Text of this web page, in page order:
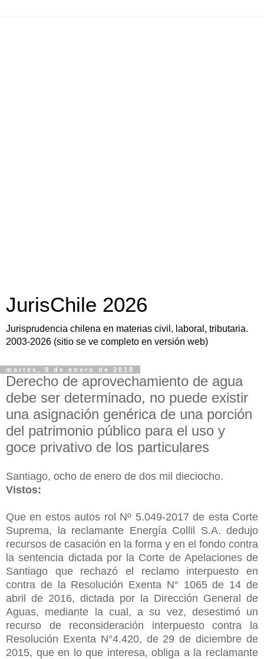
JurisChile 2026
Jurisprudencia chilena en materias civil, laboral, tributaria.
2003-2026 (sitio se ve completo en versión web)
martes, 9 de enero de 2018
Derecho de aprovechamiento de agua
debe ser determinado, no puede existir
una asignación genérica de una porción
del patrimonio público para el uso y
goce privativo de los particulares
Santiago, ocho de enero de dos mil dieciocho.
Vistos:
Que en estos autos rol Nº 5.049-2017 de esta Corte
Suprema, la reclamante Energía Collil S.A. dedujo
recursos de casación en la forma y en el fondo contra
la sentencia dictada por la Corte de Apelaciones de
Santiago que rechazó el reclamo interpuesto en
contra de la Resolución Exenta N° 1065 de 14 de
abril de 2016, dictada por la Dirección General de
Aguas, mediante la cual, a su vez, desestimó un
recurso de reconsideración interpuesto contra la
Resolución Exenta N°4.420, de 29 de diciembre de
2015, que en lo que interesa, obliga a la reclamante